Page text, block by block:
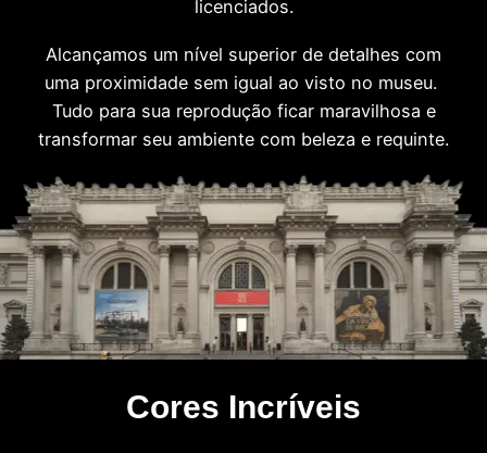
licenciados.
Alcançamos um nível superior de detalhes com
uma proximidade sem igual ao visto no museu.
Tudo para sua reprodução ficar maravilhosa e
transformar seu ambiente com beleza e requinte.
Cores Incríveis